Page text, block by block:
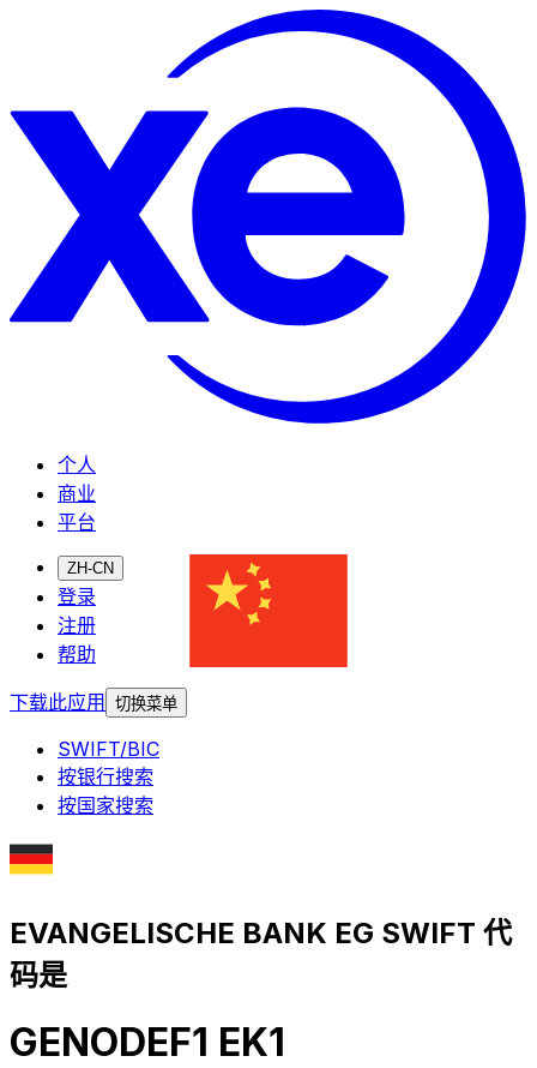
个人
商业
平台
ZH-CN
登录
注册
帮助
下载此应用
切换菜单
SWIFT/BIC
按银行搜索
按国家搜索
EVANGELISCHE BANK EG SWIFT 代
码是
GENODEF1 EK1